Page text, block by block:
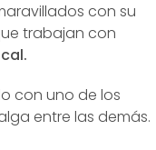
con su
trabajan con
con uno de los
entre las demás.